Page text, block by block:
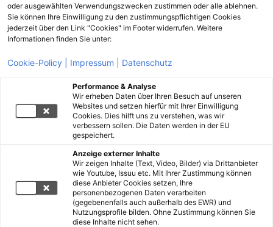
oder ausgewählten Verwendungszwecken zustimmen oder alle ablehnen.
Sie können Ihre Einwilligung zu den zustimmungspflichtigen Cookies
jederzeit über den Link "Cookies" im Footer widerrufen. Weitere
Informationen finden Sie unter:
Cookie-Policy | Impressum | Datenschutz
Performance & Analyse
Wir erheben Daten über Ihren Besuch auf unseren
Websites und setzen hierfür mit Ihrer Einwilligung
Cookies. Dies hilft uns zu verstehen, was wir
verbessern sollen. Die Daten werden in der EU
gespeichert.
Anzeige externer Inhalte
Wir zeigen Inhalte (Text, Video, Bilder) via Drittanbieter
wie Youtube, Issuu etc. Mit Ihrer Zustimmung können
diese Anbieter Cookies setzen, Ihre
personenbezogenen Daten verarbeiten
(gegebenenfalls auch außerhalb des EWR) und
Nutzungsprofile bilden. Ohne Zustimmung können Sie
diese Inhalte nicht sehen.